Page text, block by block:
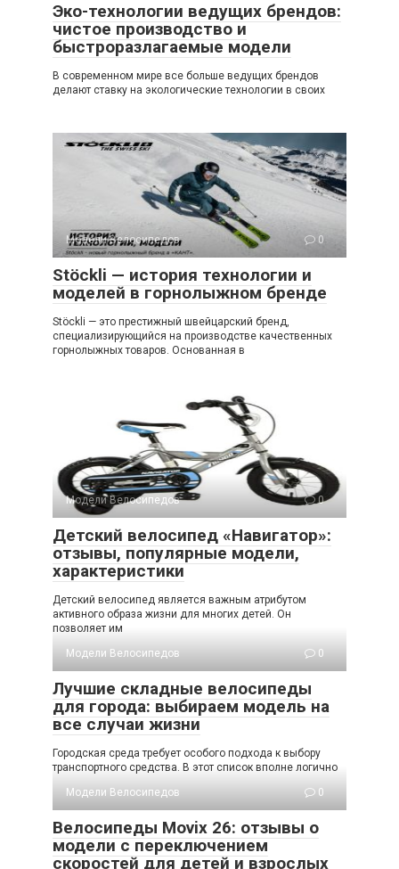
Эко-технологии ведущих брендов:
чистое производство и
быстроразлагаемые модели
В современном мире все больше ведущих брендов
делают ставку на экологические технологии в своих
Модели Велосипедов 0
Stöckli — история технологии и
моделей в горнолыжном бренде
Stöckli — это престижный швейцарский бренд,
специализирующийся на производстве качественных
горнолыжных товаров. Основанная в
Модели Велосипедов 0
Детский велосипед «Навигатор»:
отзывы, популярные модели,
характеристики
Детский велосипед является важным атрибутом
активного образа жизни для многих детей. Он
позволяет им
Модели Велосипедов
0
Лучшие складные велосипеды
для города: выбираем модель на
все случаи жизни
Городская среда требует особого подхода к выбору
транспортного средства. В этот список вполне логично
Модели Велосипедов
0
Велосипеды Movix 26: отзывы о
модели с переключением
скоростей для детей и взрослых